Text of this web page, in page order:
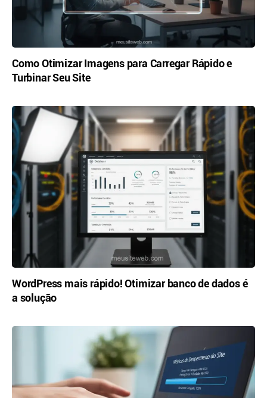
Como Otimizar Imagens para Carregar Rápido e
Turbinar Seu Site
WordPress mais rápido! Otimizar banco de dados é
a solução